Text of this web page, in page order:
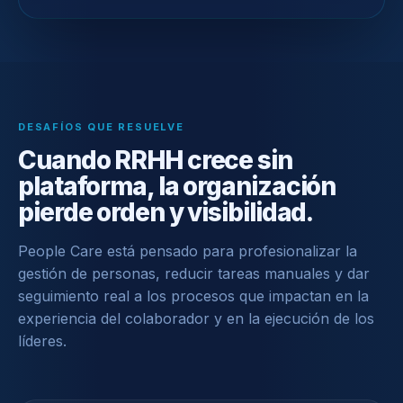
DESAFÍOS QUE RESUELVE
Cuando RRHH crece sin
plataforma, la organización
pierde orden y visibilidad.
People Care está pensado para profesionalizar la
gestión de personas, reducir tareas manuales y dar
seguimiento real a los procesos que impactan en la
experiencia del colaborador y en la ejecución de los
líderes.